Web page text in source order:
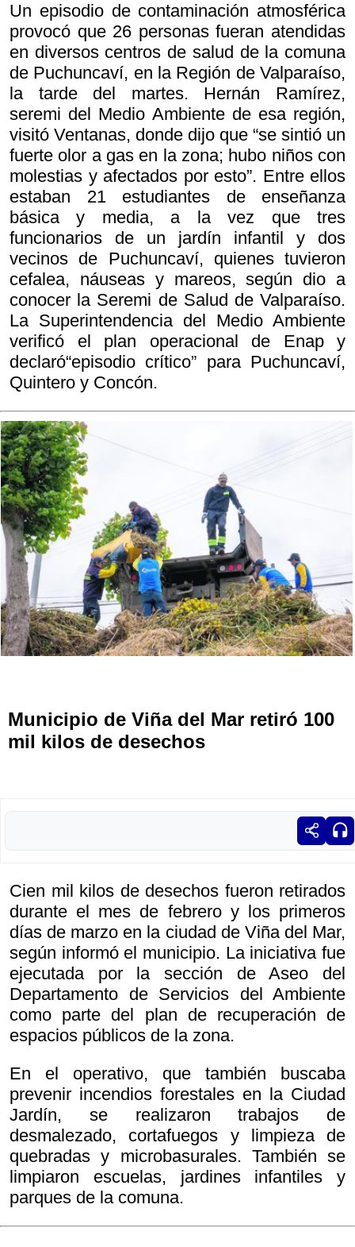
Un episodio de contaminación atmosférica
provocó que 26 personas fueran atendidas
en diversos centros de salud de la comuna
de Puchuncaví, en la Región de Valparaíso,
la tarde del martes. Hernán Ramírez,
seremi del Medio Ambiente de esa región,
visitó Ventanas, donde dijo que “se sintió un
fuerte olor a gas en la zona; hubo niños con
molestias y afectados por esto”. Entre ellos
estaban 21 estudiantes de enseñanza
básica y media, a la vez que tres
funcionarios de un jardín infantil y dos
vecinos de Puchuncaví, quienes tuvieron
cefalea, náuseas y mareos, según dio a
conocer la Seremi de Salud de Valparaíso.
La Superintendencia del Medio Ambiente
verificó el plan operacional de Enap y
declaró“episodio crítico” para Puchuncaví,
Quintero y Concón.
Municipio de Viña del Mar retiró 100
mil kilos de desechos
Cien mil kilos de desechos fueron retirados
durante el mes de febrero y los primeros
días de marzo en la ciudad de Viña del Mar,
según informó el municipio. La iniciativa fue
ejecutada por la sección de Aseo del
Departamento de Servicios del Ambiente
como parte del plan de recuperación de
espacios públicos de la zona.
En el operativo, que también buscaba
prevenir incendios forestales en la Ciudad
Jardín, se realizaron trabajos de
desmalezado, cortafuegos y limpieza de
quebradas y microbasurales. También se
limpiaron escuelas, jardines infantiles y
parques de la comuna.